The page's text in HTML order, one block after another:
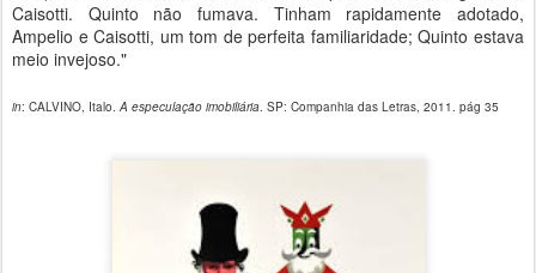
Caisotti. Quinto não fumava. Tinham rapidamente adotado,
Ampelio e Caisotti, um tom de perfeita familiaridade; Quinto estava
meio invejoso."
in: CALVINO, Italo.A especulação imobiliária. SP: Companhia das Letras, 2011. pág 35